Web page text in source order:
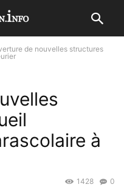
de nouvelles structures
à
0
1428